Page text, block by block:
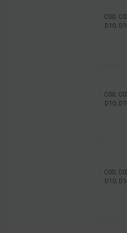
C00;
D10;
C00;
D10;
C00;
D10;